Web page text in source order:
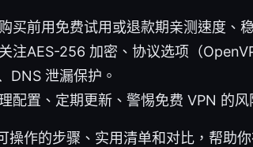
买前用免费试用或退款期亲测速度、
注AES-256 加密、协议选项（
DNS 泄漏保护。
配置、定期更新、警惕免费 VPN 的风
操作的步骤、实用清单和对比，帮助